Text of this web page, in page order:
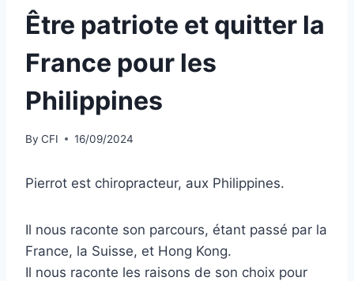
Être patriote et quitter la
France pour les
Philippines
By CFI 16/09/2024
Pierrot est chiropracteur, aux Philippines.
Il nous raconte son parcours, étant passé par la
France, la Suisse, et Hong Kong.
Il nous raconte les raisons de son choix pour